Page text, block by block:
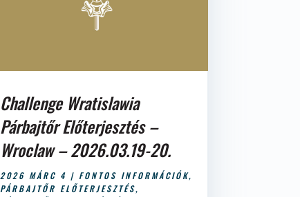
Challenge Wratislawia
Párbajtőr Előterjesztés –
Wroclaw – 2026.03.19-20.
2026 MÁRC 4 | FONTOS INFORMÁCIÓK,
PÁRBAJTŐR ELŐTERJESZTÉS,